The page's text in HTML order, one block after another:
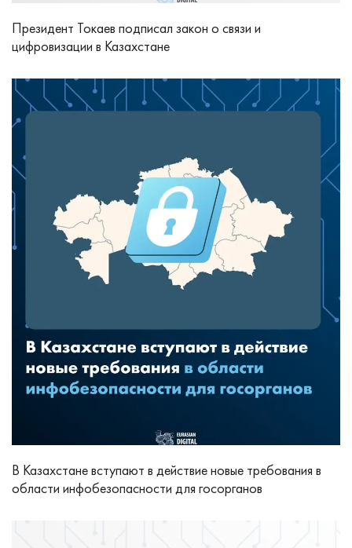
Президент Токаев подписал закон о связи и
цифровизации в Казахстане
В Казахстане вступают в действие новые требования в
области инфобезопасности для госорганов